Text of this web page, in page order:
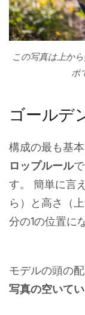
この写真は上か
ポ
ゴールデ
構成の最も基本
ロップルールで
す。 簡単に言
ら）と高さ（
分の1の位置に
モデルの頭の
写真の空いて